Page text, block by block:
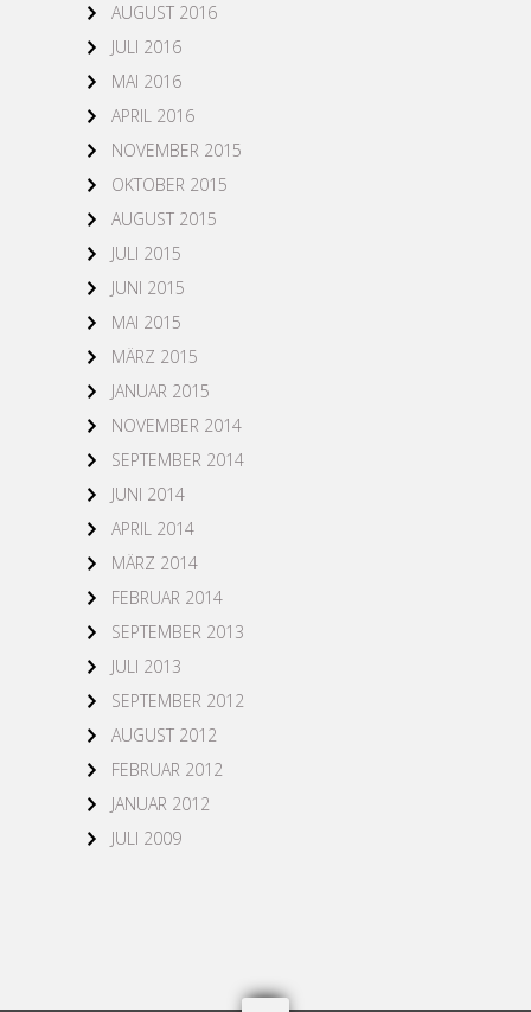
AUGUST 2016
JULI 2016
MAI 2016
APRIL 2016
NOVEMBER 2015
OKTOBER 2015
AUGUST 2015
JULI 2015
JUNI 2015
MAI 2015
MÄRZ 2015
JANUAR 2015
NOVEMBER 2014
SEPTEMBER 2014
JUNI 2014
APRIL 2014
MÄRZ 2014
FEBRUAR 2014
SEPTEMBER 2013
JULI 2013
SEPTEMBER 2012
AUGUST 2012
FEBRUAR 2012
JANUAR 2012
JULI 2009